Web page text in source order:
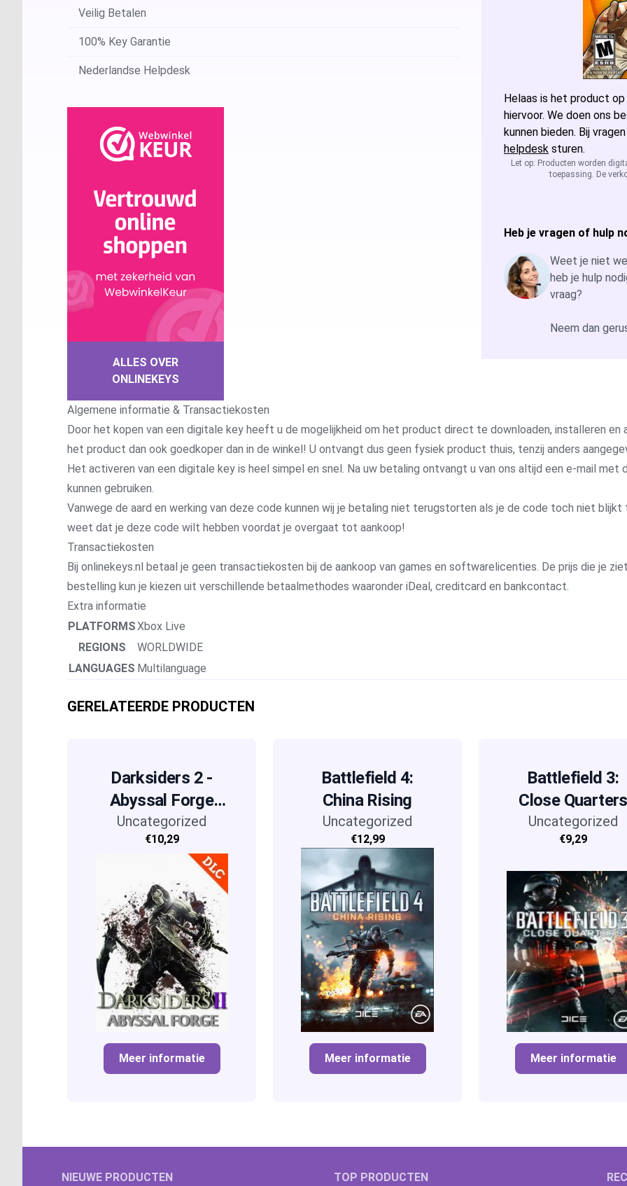
Microsoft
Microsoft
Microsoft
Microsoft
Microsoft
Microsoft Windows Server Windows
Windows
Windows
Windows
Microsoft SQL Server Microsoft
Microsoft
Helaas is het product
hiervoor. We doen ons
kunnen bieden. Bij
helpdesk sturen.
Let op: Producten worden
toepassing. De
Heb je vragen of hulp
Weet je niet
heb je hulp
vraag?
Neem dan
Veilig Betalen
100% Key Garantie
Nederlandse Helpdesk
ALLES OVER
ONLINEKEYS
Algemene informatie & Transactiekosten
Door het kopen van een digitale key heeft u de mogelijkheid om het product direct te downloaden, installeren
het product dan ook goedkoper dan in de winkel! U ontvangt dus geen fysiek product thuis, tenzij anders
Het activeren van een digitale key is heel simpel en snel. Na uw betaling ontvangt u van ons altijd een e-mail
kunnen gebruiken.
Vanwege de aard en werking van deze code kunnen wij je betaling niet terugstorten als je de code toch niet
weet dat je deze code wilt hebben voordat je overgaat tot aankoop!
Transactiekosten
Bij onlinekeys.nl betaal je geen transactiekosten bij de aankoop van games en softwarelicenties. De prijs die je
bestelling kun je kiezen uit verschillende betaalmethodes waaronder iDeal, creditcard en bankcontact.
Extra informatie
PLATFORMSXbox Live
REGIONS
WORLDWIDE
LANGUAGES Multilanguage
GERELATEERDE PRODUCTEN
Darksiders 2 -
Abyssal Forge
(DLC)
Uncategorized
€10,29
Meer informatie
Battlefield 4:
China Rising
Uncategorized
€12,99
Meer informatie
Battlefield 3:
Close Quarters
Uncategorized
€9,29
Meer informatie
NIEUWE PRODUCTEN TOP PRODUCTEN